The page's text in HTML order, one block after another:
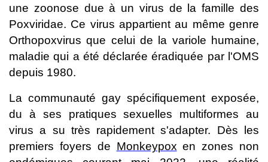
une zoonose due à un virus de la famille des
Poxviridae. Ce virus appartient au même genre
Orthopoxvirus que celui de la variole humaine,
maladie qui a été déclarée éradiquée par l'OMS
depuis 1980.
La communauté gay spécifiquement exposée,
du à ses pratiques sexuelles multiformes au
virus a su très rapidement s'adapter. Dès les
premiers foyers de Monkeypox en zones non